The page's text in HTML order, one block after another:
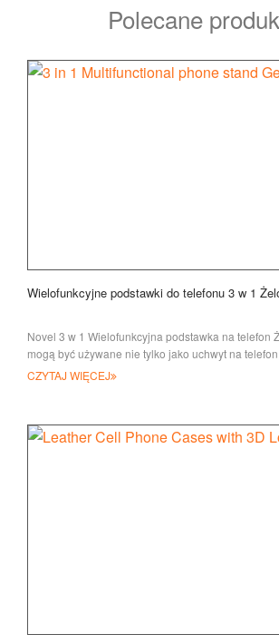
Polecane
Wielofunkcyjne podstawki do telefonu 3 w 1
Novel 3 w 1 Wielofunkcyjna podstawka na telefon
mogą być używane nie tylko jako uchwyt na
rysik. Kompatybilne wi
CZYTAJ WIĘCEJ